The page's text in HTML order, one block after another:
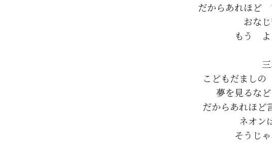
だからあれほど
おな
三
こどもだましの
夢を見るな
だからあれほど
ネオン